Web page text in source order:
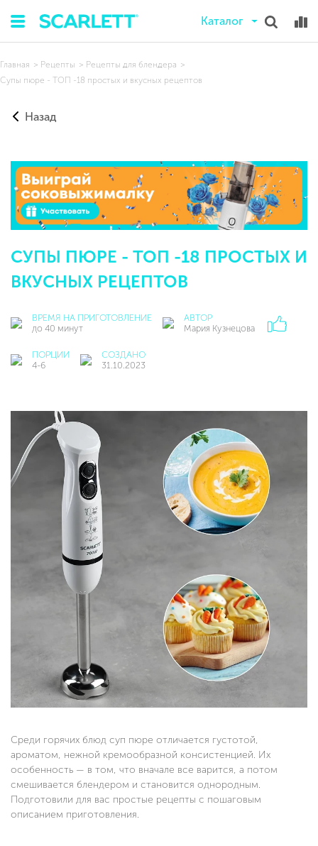
Каталог
Главная Рецепты
Рецепты для блендера
Супы пюре - ТОП -18 простых и вкусных рецептов
Назад
СУПЫ ПЮРЕ - ТОП -18 ПРОСТЫХ И
ВКУСНЫХ РЕЦЕПТОВ
ВРЕМЯ НА ПРИГОТОВЛЕНИЕ
до 40 минут
АВТОР
Мария Кузнецова
ПОРЦИИ
4-6
СОЗДАНО
31.10.2023
Среди горячих блюд суп пюре отличается густотой,
ароматом, нежной кремообразной консистенцией. Их
особенность — в том, что вначале все варится, а потом
смешивается блендером и становится однородным.
Подготовили для вас простые рецепты с пошаговым
описанием приготовления.